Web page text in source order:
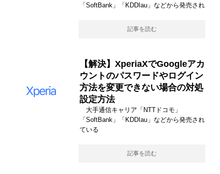
「SoftBank」「KDDIau」などから発売され
記事を読む
【解決】XperiaXでGoogleアカ
ウントのパスワードやログイン
方法を変更できない場合の対処
設定方法
大手通信キャリア「NTTドコモ」
「SoftBank」「KDDIau」などから発売され
ている
記事を読む